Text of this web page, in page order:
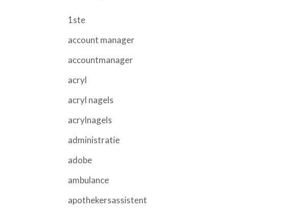
1ste
account manager
accountmanager
acryl
acryl nagels
acrylnagels
administratie
adobe
ambulance
apothekersassistent